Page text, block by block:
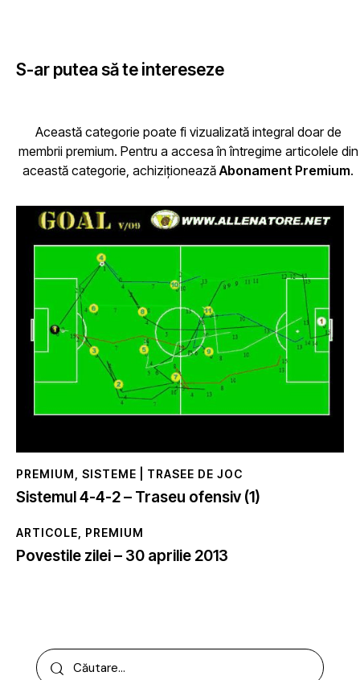
S-ar putea să te intereseze
Această categorie poate fi vizualizată integral doar de
membrii premium. Pentru a accesa în întregime articolele din
această categorie, achiziționează Abonament Premium.
PREMIUM SISTEME | TRASEE DE JOC
Sistemul 4-4-2 – Traseu ofensiv (1)
ARTICOLE PREMIUM
Povestile zilei – 30 aprilie 2013